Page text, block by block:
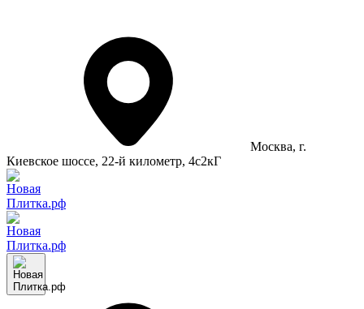
Москва, г.
Киевское шоссе, 22-й километр, 4с2кГ